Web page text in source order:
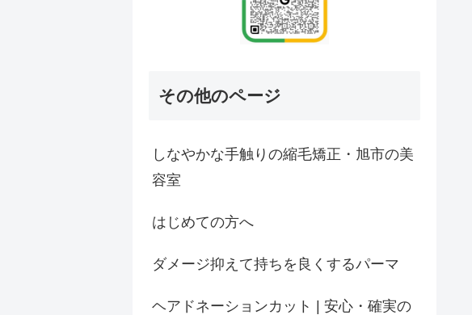
その他のページ
しなやかな手触りの縮毛矯正・旭市の美
容室
はじめての方へ
ダメージ抑えて持ちを良くするパーマ
ヘアドネーションカット | 安心・確実の